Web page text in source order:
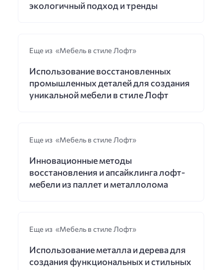
экологичный подход и тренды
Еще из «Мебель в стиле Лофт»
Использование восстановленных
промышленных деталей для создания
уникальной мебели в стиле Лофт
Еще из «Мебель в стиле Лофт»
Инновационные методы
восстановления и апсайклинга лофт-
мебели из паллет и металлолома
Еще из «Мебель в стиле Лофт»
Использование металла и дерева для
создания функциональных и стильных